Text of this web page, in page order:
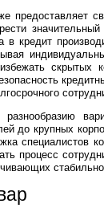
предоставляет
в кредит
разнообразию
до крупных
специалистов
процесс